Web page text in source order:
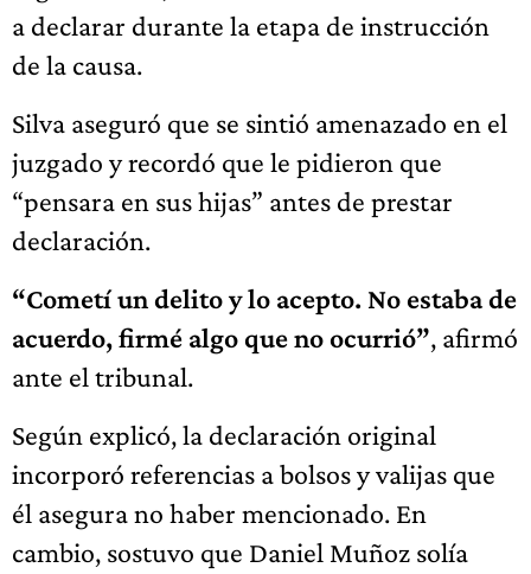
a declarar durante la etapa de instrucción
de la causa.
Silva aseguró que se sintió amenazado en el
juzgado y recordó que le pidieron que
“pensara en sus hijas” antes de prestar
declaración.
“Cometí un delito y lo acepto. No estaba de
acuerdo, firmé algo que no ocurrió”, afirmó
ante el tribunal.
Según explicó, la declaración original
incorporó referencias a bolsos y valijas que
él asegura no haber mencionado. En
cambio, sostuvo que Daniel Muñoz solía